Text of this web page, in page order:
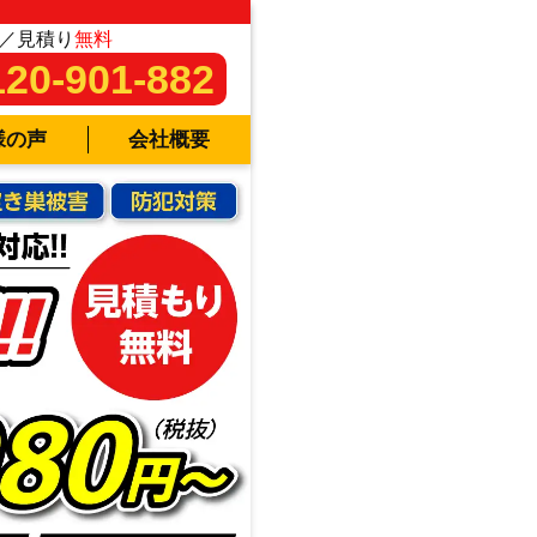
見積り 無料
901-882
の声 会社概要